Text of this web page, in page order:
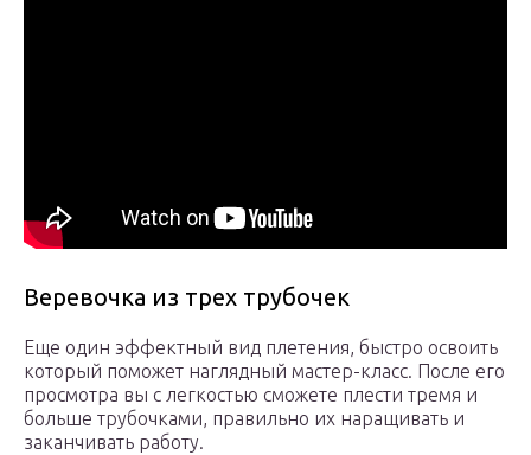
Веревочка из трех трубочек
Еще один эффектный вид плетения, быстро освоить
который поможет наглядный мастер-класс. После его
просмотра вы с легкостью сможете плести тремя и
больше трубочками, правильно их наращивать и
заканчивать работу.